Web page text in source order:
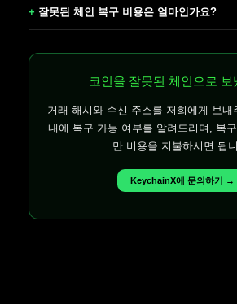
잘못된 체인 복구 비용은 얼마인가요?
코인을 잘못된 체인으로 보
거래 해시와 수신 주소를 저희에게 보내
내에 복구 가능 여부를 알려드리며, 복
만 비용을 지불하시면 됩
KeychainX에 문의하기 →